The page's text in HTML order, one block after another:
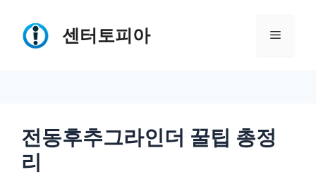
센터토피아 메
전동후추그라인더 꿀팁 총정
리